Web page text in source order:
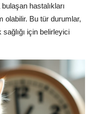
hastalıkları
olabilir. Bu tür durumlar,
için belirleyici